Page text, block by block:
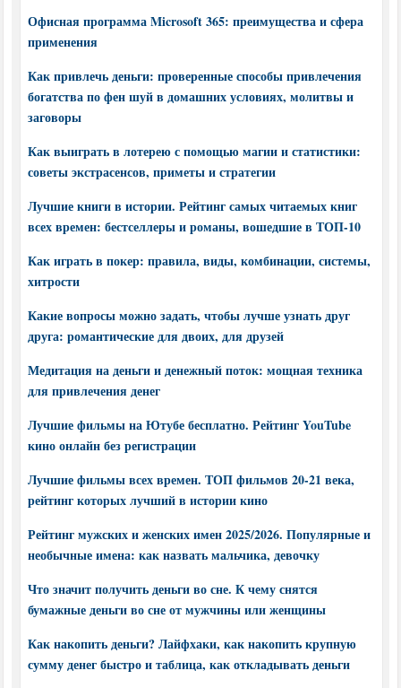
Офисная программа Microsoft 365: преимущества и сфера
применения
Как привлечь деньги: проверенные способы привлечения
богатства по фен шуй в домашних условиях, молитвы и
заговоры
Как выиграть в лотерею с помощью магии и статистики:
советы экстрасенсов, приметы и стратегии
Лучшие книги в истории. Рейтинг самых читаемых книг
всех времен: бестселлеры и романы, вошедшие в ТОП-10
Как играть в покер: правила, виды, комбинации, системы,
хитрости
Какие вопросы можно задать, чтобы лучше узнать друг
друга: романтические для двоих, для друзей
Медитация на деньги и денежный поток: мощная техника
для привлечения денег
Лучшие фильмы на Ютубе бесплатно. Рейтинг YouTube
кино онлайн без регистрации
Лучшие фильмы всех времен. ТОП фильмов 20-21 века,
рейтинг которых лучший в истории кино
Рейтинг мужских и женских имен 2025/2026. Популярные и
необычные имена: как назвать мальчика, девочку
Что значит получить деньги во сне. К чему снятся
бумажные деньги во сне от мужчины или женщины
Как накопить деньги? Лайфхаки, как накопить крупную
сумму денег быстро и таблица, как откладывать деньги